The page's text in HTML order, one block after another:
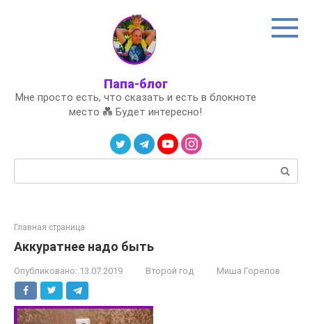
Папа-блог
Мне просто есть, что сказать и есть в блокноте
место 💑 Будет интересно!
Главная страница
Аккуратнее надо быть
Опубликовано: 13.07.2019 Второй год Миша Горелов